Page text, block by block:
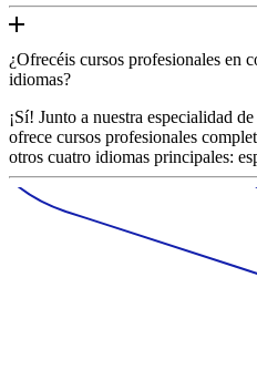
¿Ofrecéis cursos profesionales en
idiomas?
¡Sí! Junto a nuestra especialidad
ofrece cursos profesionales
otros cuatro idiomas principales: